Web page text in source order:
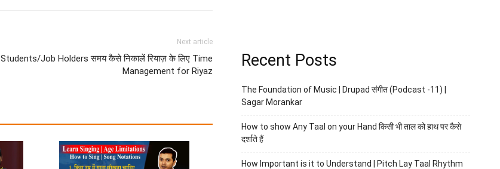
Next article
Students/Job Holders समय कैसे निकालें रियाज़ के लिए Time
Management for Riyaz
Recent Posts
The Foundation of Music | Drupad संगीत (Podcast -11) |
Sagar Morankar
How to show Any Taal on your Hand किसी भी ताल को हाथ पर कैसे
दर्शाते हैं
How Important is it to Understand | Pitch Lay Taal Rhythm